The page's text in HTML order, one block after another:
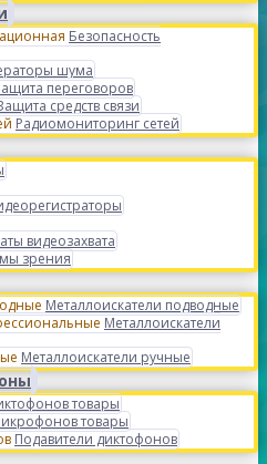
Безопасность
шума
переговоров
средств связи
Радиомониторинг сетей
видеозахвата
зрения
Металлоискатели подводные
Металлоискатели
Металлоискатели ручные
товары
товары
Подавители диктофонов